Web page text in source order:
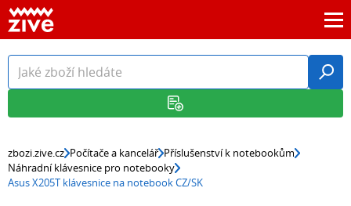
zbozi.zive.cz Počítače a kancelář Příslušenství k notebookům
Náhradní klávesnice pro notebooky
Asus X205T klávesnice na notebook CZ/SK